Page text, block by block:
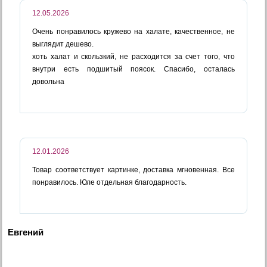
12.05.2026
Очень понравилось кружево на халате, качественное, не
выглядит дешево.
хоть халат и скользкий, не расходится за счет того, что
внутри есть подшитый поясок. Спасибо, осталась
довольна
12.01.2026
Товар соответствует картинке, доставка мгновенная. Все
понравилось. Юле отдельная благодарность.
Евгений